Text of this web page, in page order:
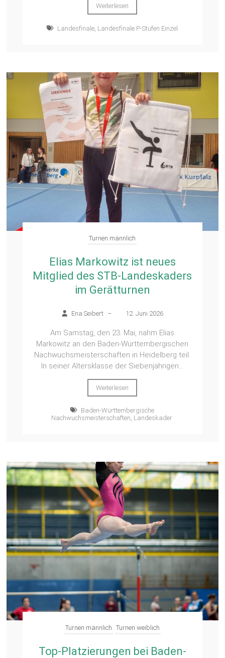
Weiterlesen
Landesfinale, Landesfinale P-Stufen Einzel
Turnen männlich
Elias Markowitz ist neues
Mitglied des STB-Landeskaders
im Gerätturnen
Ena Seibert – 12. Juni 2026
Am Samstag, den 23. Mai, nahm Elias
Markowitz an den Baden-Württembergischen
Nachwuchsmeisterschaften in Heidelberg teil.
In seiner Altersklasse der Siebenjährigen...
Weiterlesen
Baden-Württembergische
Nachwuchsmeisterschaften Landeskader
Turnen männlich Turnen weiblich
Top-Platzierungen bei Baden-